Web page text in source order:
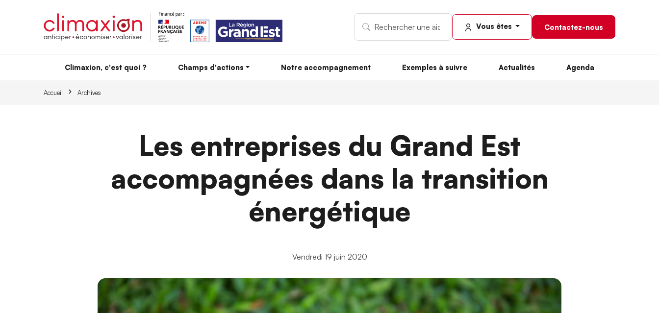
Vous êtes Contactez-nous
Climaxion, c'est quoi ? Champs d'actions Notre accompagnement Exemples à suivre Actualités Agenda
Accueil Archives
Les entreprises du Grand Est
accompagnées dans la transition
énergétique
Vendredi 19 juin 2020